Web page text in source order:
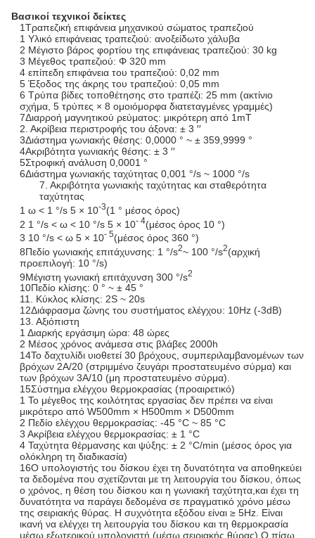
Βασικοί τεχνικοί δείκτες
1Τραπεζική επιφάνεια μηχανικού σώματος τραπεζιού
1 Υλικό επιφάνειας τραπεζιού: ανοξείδωτο χάλυβα
2 Μέγιστο βάρος φορτίου της επιφάνειας τραπεζιού: 30 kg
3 Μέγεθος τραπεζιού: Φ 320 mm
4 επίπεδη επιφάνεια του τραπεζιού: 0,02 mm
5 Έξοδος της άκρης του τραπεζιού: 0,05 mm
6 Τρύπα βίδες τοποθέτησης στο τραπέζι: 25 mm (ακτίνιο
σχήμα, 5 τρύπες × 8 ομοιόμορφα διατεταγμένες γραμμές)
7Διαρροή μαγνητικού ρεύματος: μικρότερη από 1mT
2. Ακρίβεια περιστροφής του άξονα: ± 3 ′′
3Διάστημα γωνιακής θέσης: 0,0000 ° ~ ± 359,9999 °
4Ακριβότητα γωνιακής θέσης: ± 3 ′′
5Στροφική ανάλυση 0,0001 °
6Διάστημα γωνιακής ταχύτητας 0,001 °/s ~ 1000 °/s
7. Ακριβότητα γωνιακής ταχύτητας και σταθερότητα
ταχύτητας
1 ω < 1 °/s 5 × 10-3(1 ° μέσος όρος)
2 1 °/s < ω < 10 °/s 5 × 10- 4(μέσος όρος 10 °)
3 10 °/s < ω 5 × 10- 5(μέσος όρος 360 °)
8Πεδίο γωνιακής επιτάχυνσης: 1 °/s2~ 100 °/s2(αρχική
προεπιλογή: 10 °/s)
9Μέγιστη γωνιακή επιτάχυνση 300 °/s2
10Πεδίο κλίσης: 0 ° ~ ± 45 °
11. Κύκλος κλίσης: 2S ~ 20s
12Διάφρασμα ζώνης του συστήματος ελέγχου: 10Hz (-3dB)
13. Αξιόπιστη
1 Διαρκής εργάσιμη ώρα: 48 ώρες
2 Μέσος χρόνος ανάμεσα στις βλάβες 2000h
14Το δαχτυλίδι υιοθετεί 30 βρόχους, συμπεριλαμβανομένων των
βρόχων 2A/20 (στριμμένο ζευγάρι προστατευμένο σύρμα) και
των βρόχων 3A/10 (μη προστατευμένο σύρμα).
15Σύστημα ελέγχου θερμοκρασίας (προαιρετικό)
1 Το μέγεθος της κοιλότητας εργασίας δεν πρέπει να είναι
μικρότερο από W500mm × H500mm × D500mm
2 Πεδίο ελέγχου θερμοκρασίας: -45 °C ~ 85 °C
3 Ακρίβεια ελέγχου θερμοκρασίας: ± 1 °C
4 Ταχύτητα θέρμανσης και ψύξης: ± 2 °C/min (μέσος όρος για
ολόκληρη τη διαδικασία)
16Ο υπολογιστής του δίσκου έχει τη δυνατότητα να αποθηκεύει
τα δεδομένα που σχετίζονται με τη λειτουργία του δίσκου, όπως
ο χρόνος, η θέση του δίσκου και η γωνιακή ταχύτητα,και έχει τη
δυνατότητα να παράγει δεδομένα σε πραγματικό χρόνο μέσω
της σειριακής θύρας. Η συχνότητα εξόδου είναι ≥ 5Hz. Είναι
ικανή να ελέγχει τη λειτουργία του δίσκου και τη θερμοκρασία
μέσω εξωτερικού υπολογιστή (μέσω σειριακής θύρας).Ο πίσω